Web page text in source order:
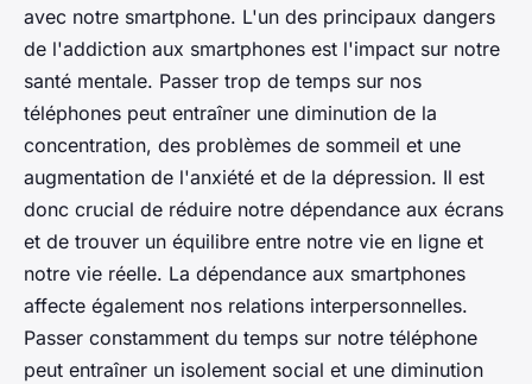
avec notre smartphone. L'un des principaux dangers
de l'addiction aux smartphones est l'impact sur notre
santé mentale. Passer trop de temps sur nos
téléphones peut entraîner une diminution de la
concentration, des problèmes de sommeil et une
augmentation de l'anxiété et de la dépression. Il est
donc crucial de réduire notre dépendance aux écrans
et de trouver un équilibre entre notre vie en ligne et
notre vie réelle. La dépendance aux smartphones
affecte également nos relations interpersonnelles.
Passer constamment du temps sur notre téléphone
peut entraîner un isolement social et une diminution